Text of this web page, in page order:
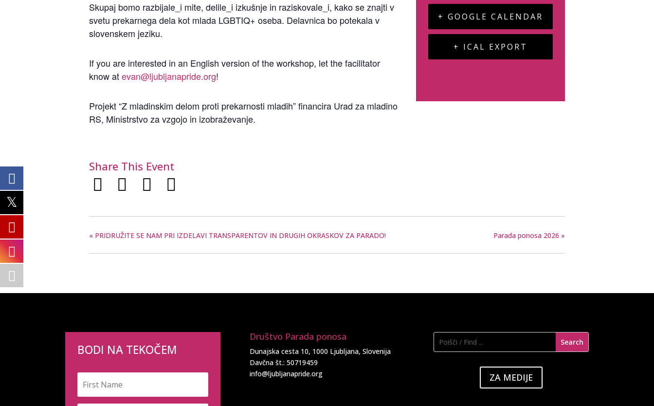
Skupaj bomo razbijale_i mite, delile_i izkušnje in raziskovale_i, kako se znajti v
svetu prekarnega dela kot mlada LGBTIQ+ oseba. Delavnica bo potekala v
slovenskem jeziku.
If you are interested in an English version of the workshop, let the facilitator
know atevan@ljubljanapride.org!
Projekt “Z mladinskim delom proti prekarnosti mladih” financira Urad za mladino
RS, Ministrstvo za vzgojo in izobraževanje.
Share This Event
+ GOOGLE CALENDAR
+ ICAL EXPORT
« PRIDRUŽITE SE NAM PRI IZDELAVI TRANSPARENTOV IN DRUGIH OKRASKOV ZA PARADO! Parada ponosa 2026 »
BODI NA TEKOČEM
Društvo Parada ponosa
Dunajska cesta 10, 1000 Ljubljana, Slovenija
Davčna št.: 50719459
info@ljubljanapride.org
ZA MEDIJE